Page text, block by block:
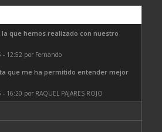
que hemos realizado con nuestro
- 12:52 por Fernando
que me ha permitido entender mejor
16:20 por RAQUEL PAJARES ROJO